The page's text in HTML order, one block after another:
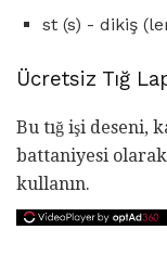
st (s) - dikiş
Ücretsiz Tığ
Bu tığ işi deseni,
battaniyesi
kullanın.